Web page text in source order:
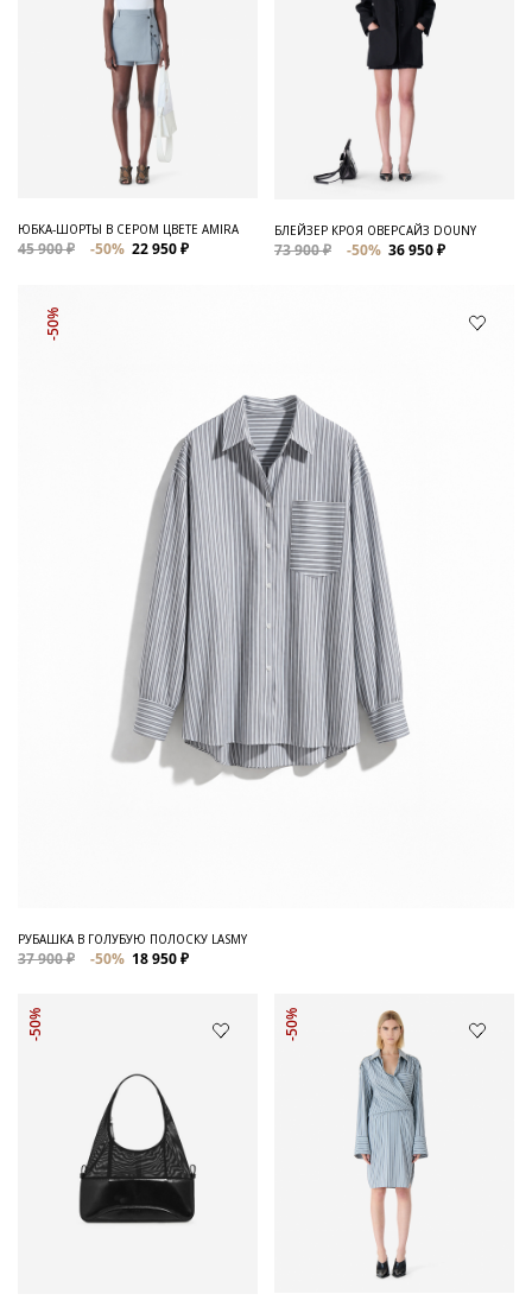
ЮБКА-ШОРТЫ В СЕРОМ ЦВЕТЕ AMIRA
45 900 ₽ -50% 22 950 ₽
БЛЕЙЗЕР КРОЯ ОВЕРСАЙЗ DOUNY
73 900 ₽ -50% 36 950 ₽
-50%
РУБАШКА В ГОЛУБУЮ ПОЛОСКУ LASMY
37 900 ₽ -50% 18 950 ₽
-50% -50%